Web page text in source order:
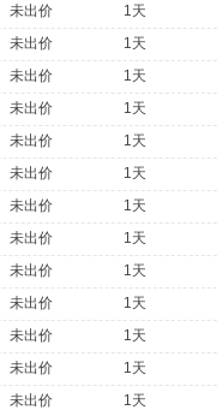
未出价
1天
未出价
1天
未出价
1天
未出价
1天
未出价
1天
未出价
1天
未出价
1天
未出价
1天
未出价
1天
未出价
1天
未出价
1天
未出价
1天
未出价
1天